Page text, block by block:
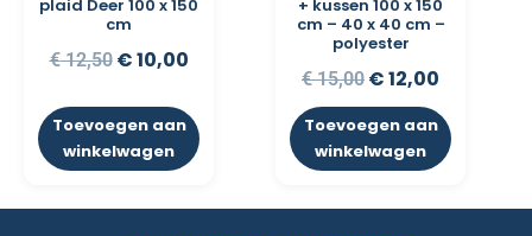
plaid Deer 100 x 150
cm
€12,50 €10,00
Toevoegen aan
winkelwagen
+ kussen 100 x 150
cm – 40 x 40 cm –
polyester
€15,00 €12,00
Toevoegen aan
winkelwagen